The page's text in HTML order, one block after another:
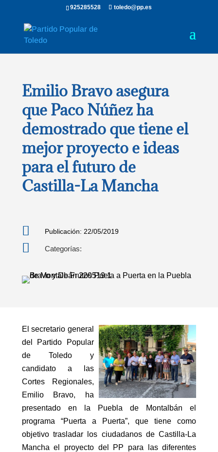
925285528 toledo@pp.es
Emilio Bravo asegura
que Paco Núñez ha
demostrado que tiene el
mejor proyecto e ideas
para el futuro de
Castilla-La Mancha
 Publicación: 22/05/2019
 Categorías:
El secretario general
del Partido Popular
de Toledo y
candidato a las
Cortes Regionales,
Emilio Bravo, ha
presentado en la Puebla de Montalbán el
programa “Puerta a Puerta”, que tiene como
objetivo trasladar los ciudadanos de Castilla-La
Mancha el proyecto del PP para las diferentes